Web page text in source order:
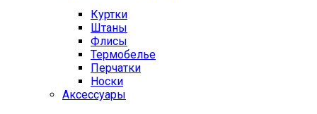
Куртки
Штаны
Флисы
Термобелье
Перчатки
Носки
Аксессуары